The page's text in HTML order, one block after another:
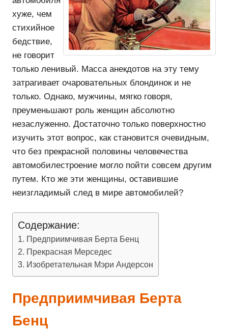
хуже, чем
стихийное
бедствие,
не говорит
только ленивый. Масса анекдотов на эту тему
затрагивает очаровательных блондинок и не
только. Однако, мужчины, мягко говоря,
преуменьшают роль женщин абсолютно
незаслуженно. Достаточно только поверхностно
изучить этот вопрос, как становится очевидным,
что без прекрасной половины человечества
автомобилестроение могло пойти совсем другим
путем. Кто же эти женщины, оставившие
неизгладимый след в мире автомобилей?
Содержание:
Предприимчивая Берта Бенц
Прекрасная Мерседес
Изобретательная Мэри Андерсон
Предприимчивая Берта
Бенц